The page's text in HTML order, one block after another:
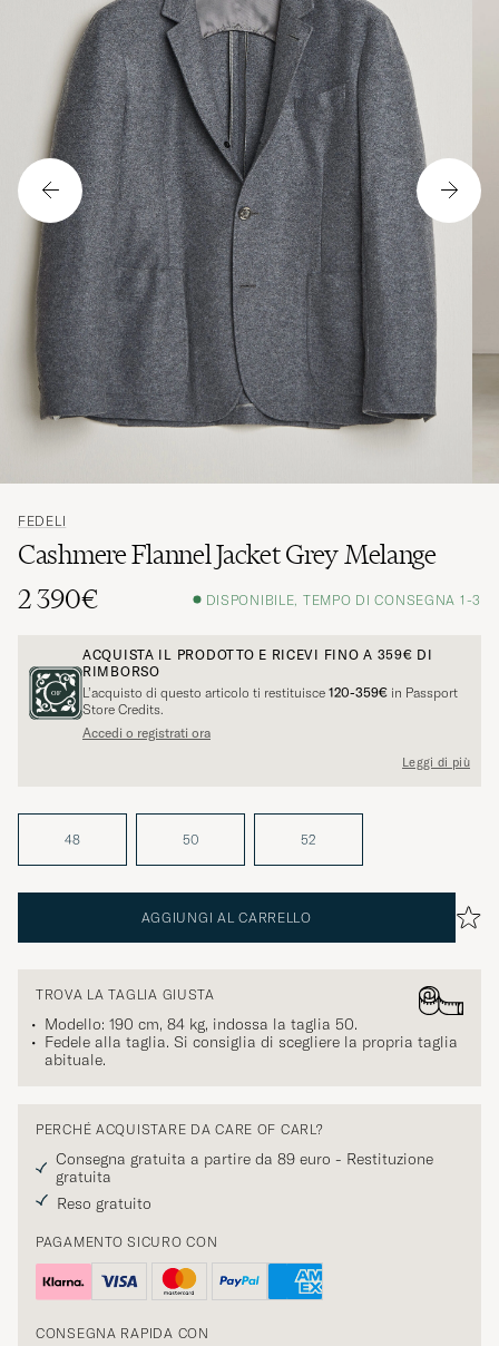
FEDELI
Cashmere Flannel Jacket Grey Melange
2 390€
DISPONIBILE, TEMPO DI CONSEGNA 1-3
ACQUISTA IL PRODOTTO E RICEVI FINO A 359€ DI
RIMBORSO
L’acquisto di questo articolo ti restituisce 120-359€ in Passport
Store Credits.
Accedi o registrati ora
Leggi di più
48 50 52
AGGIUNGI AL CARRELLO
TROVA LA TAGLIA GIUSTA
Modello: 190 cm, 84 kg, indossa la taglia 50.
Fedele alla taglia. Si consiglia di scegliere la propria taglia
abituale.
PERCHÉ ACQUISTARE DA CARE OF CARL?
Consegna gratuita a partire da 89 euro - Restituzione
gratuita
Reso gratuito
PAGAMENTO SICURO CON
CONSEGNA RAPIDA CON